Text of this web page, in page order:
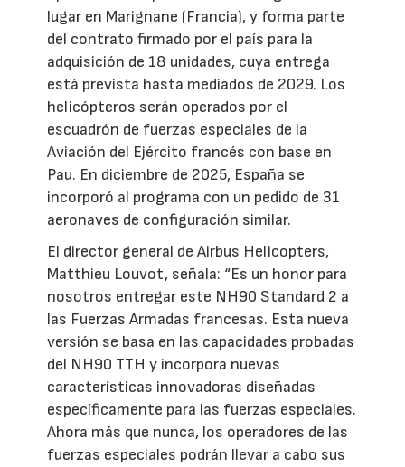
lugar en Marignane (Francia), y forma parte
del contrato firmado por el país para la
adquisición de 18 unidades, cuya entrega
está prevista hasta mediados de 2029. Los
helicópteros serán operados por el
escuadrón de fuerzas especiales de la
Aviación del Ejército francés con base en
Pau. En diciembre de 2025, España se
incorporó al programa con un pedido de 31
aeronaves de configuración similar.
El director general de Airbus Helicopters,
Matthieu Louvot, señala: “Es un honor para
nosotros entregar este NH90 Standard 2 a
las Fuerzas Armadas francesas. Esta nueva
versión se basa en las capacidades probadas
del NH90 TTH y incorpora nuevas
características innovadoras diseñadas
específicamente para las fuerzas especiales.
Ahora más que nunca, los operadores de las
fuerzas especiales podrán llevar a cabo sus